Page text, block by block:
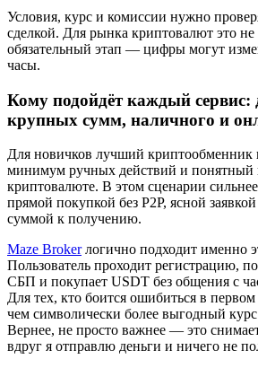
Условия, курс и комиссии нужно
сделкой. Для рынка криптовалют это не
обязательный этап — цифры могут
часы.
Кому подойдёт каждый сервис:
крупных сумм, наличного и
Для новичков лучший криптообменник
минимум ручных действий и понятный
криптовалюте. В этом сценарии
прямой покупкой без P2P, ясной
суммой к получению.
Maze Brokerлогично подходит именно
Пользователь проходит регистрацию,
СБП и покупает USDT без общения с
Для тех, кто боится ошибиться в
чем символически более выгодный
Вернее, не просто важнее — это
вдруг я отправлю деньги и ничего не